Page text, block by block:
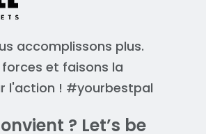
accomplissons plus.
forces et faisons la
l'action ! #yourbestpal
? Let’s be